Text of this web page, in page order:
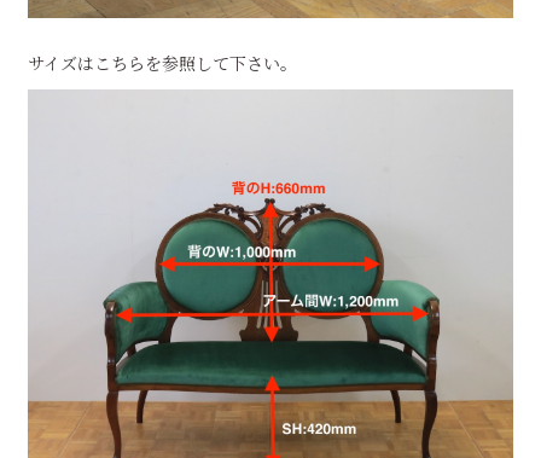
サイズはこちらを参照して下さい。